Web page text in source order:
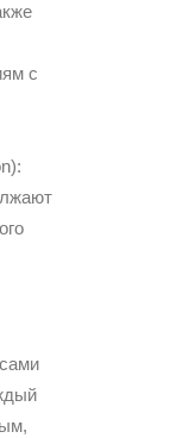
с